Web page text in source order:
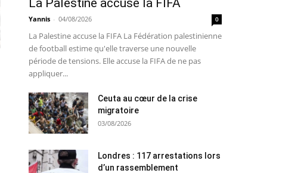
La Palestine accuse la FIFA
Yannis - 04/08/2026 0
La Palestine accuse la FIFA La Fédération palestinienne
de football estime qu'elle traverse une nouvelle
période de tensions. Elle accuse la FIFA de ne pas
appliquer...
Ceuta au cœur de la crise
migratoire
03/08/2026
Londres : 117 arrestations lors
d’un rassemblement